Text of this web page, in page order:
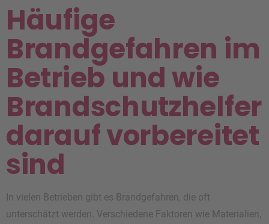
Häufige
Brandgefahren im
Betrieb und wie
Brandschutzhelfer
darauf vorbereitet
sind
In vielen Betrieben gibt es Brandgefahren, die oft
unterschätzt werden. Verschiedene Faktoren wie Materialien,